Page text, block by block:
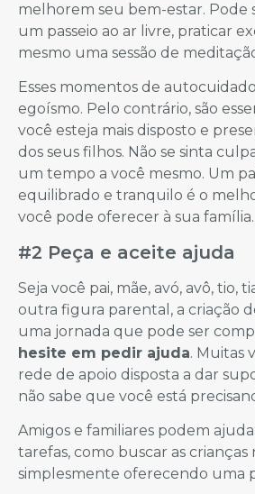
melhorem seu bem-estar. Pode
um passeio ao ar livre, praticar
mesmo uma sessão de
Esses momentos de
egoísmo. Pelo contrário, são
você esteja mais disposto e
dos seus filhos. Não se sinta
um tempo a você mesmo. Um
equilibrado e tranquilo é o
você pode oferecer à sua família.
#2 Peça e aceite ajuda
Seja você pai, mãe, avó, avô, tio,
outra figura parental, a criação
uma jornada que pode ser
hesite em pedir ajuda. Muitas
rede de apoio disposta a dar
não sabe que você está
Amigos e familiares podem
tarefas, como buscar as crianças
simplesmente oferecendo uma